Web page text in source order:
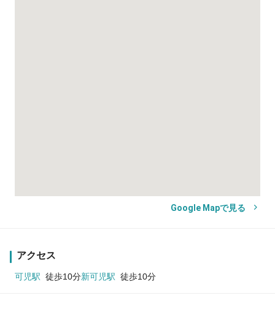
Google Mapで見る
アクセス
可児駅 徒歩10分新可児駅 徒歩10分